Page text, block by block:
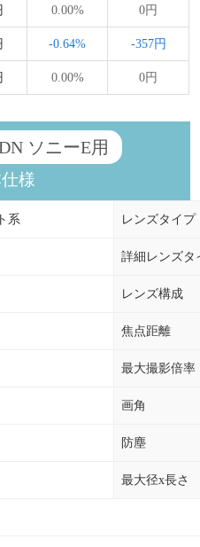
0.00% 0円
-0.64% -357円
0.00% 0円
ソニーE用
様
系 レンズタイプ
詳細レンズタ
レンズ構成
焦点距離
最大撮影倍率
画角
防塵
最大径x長さ